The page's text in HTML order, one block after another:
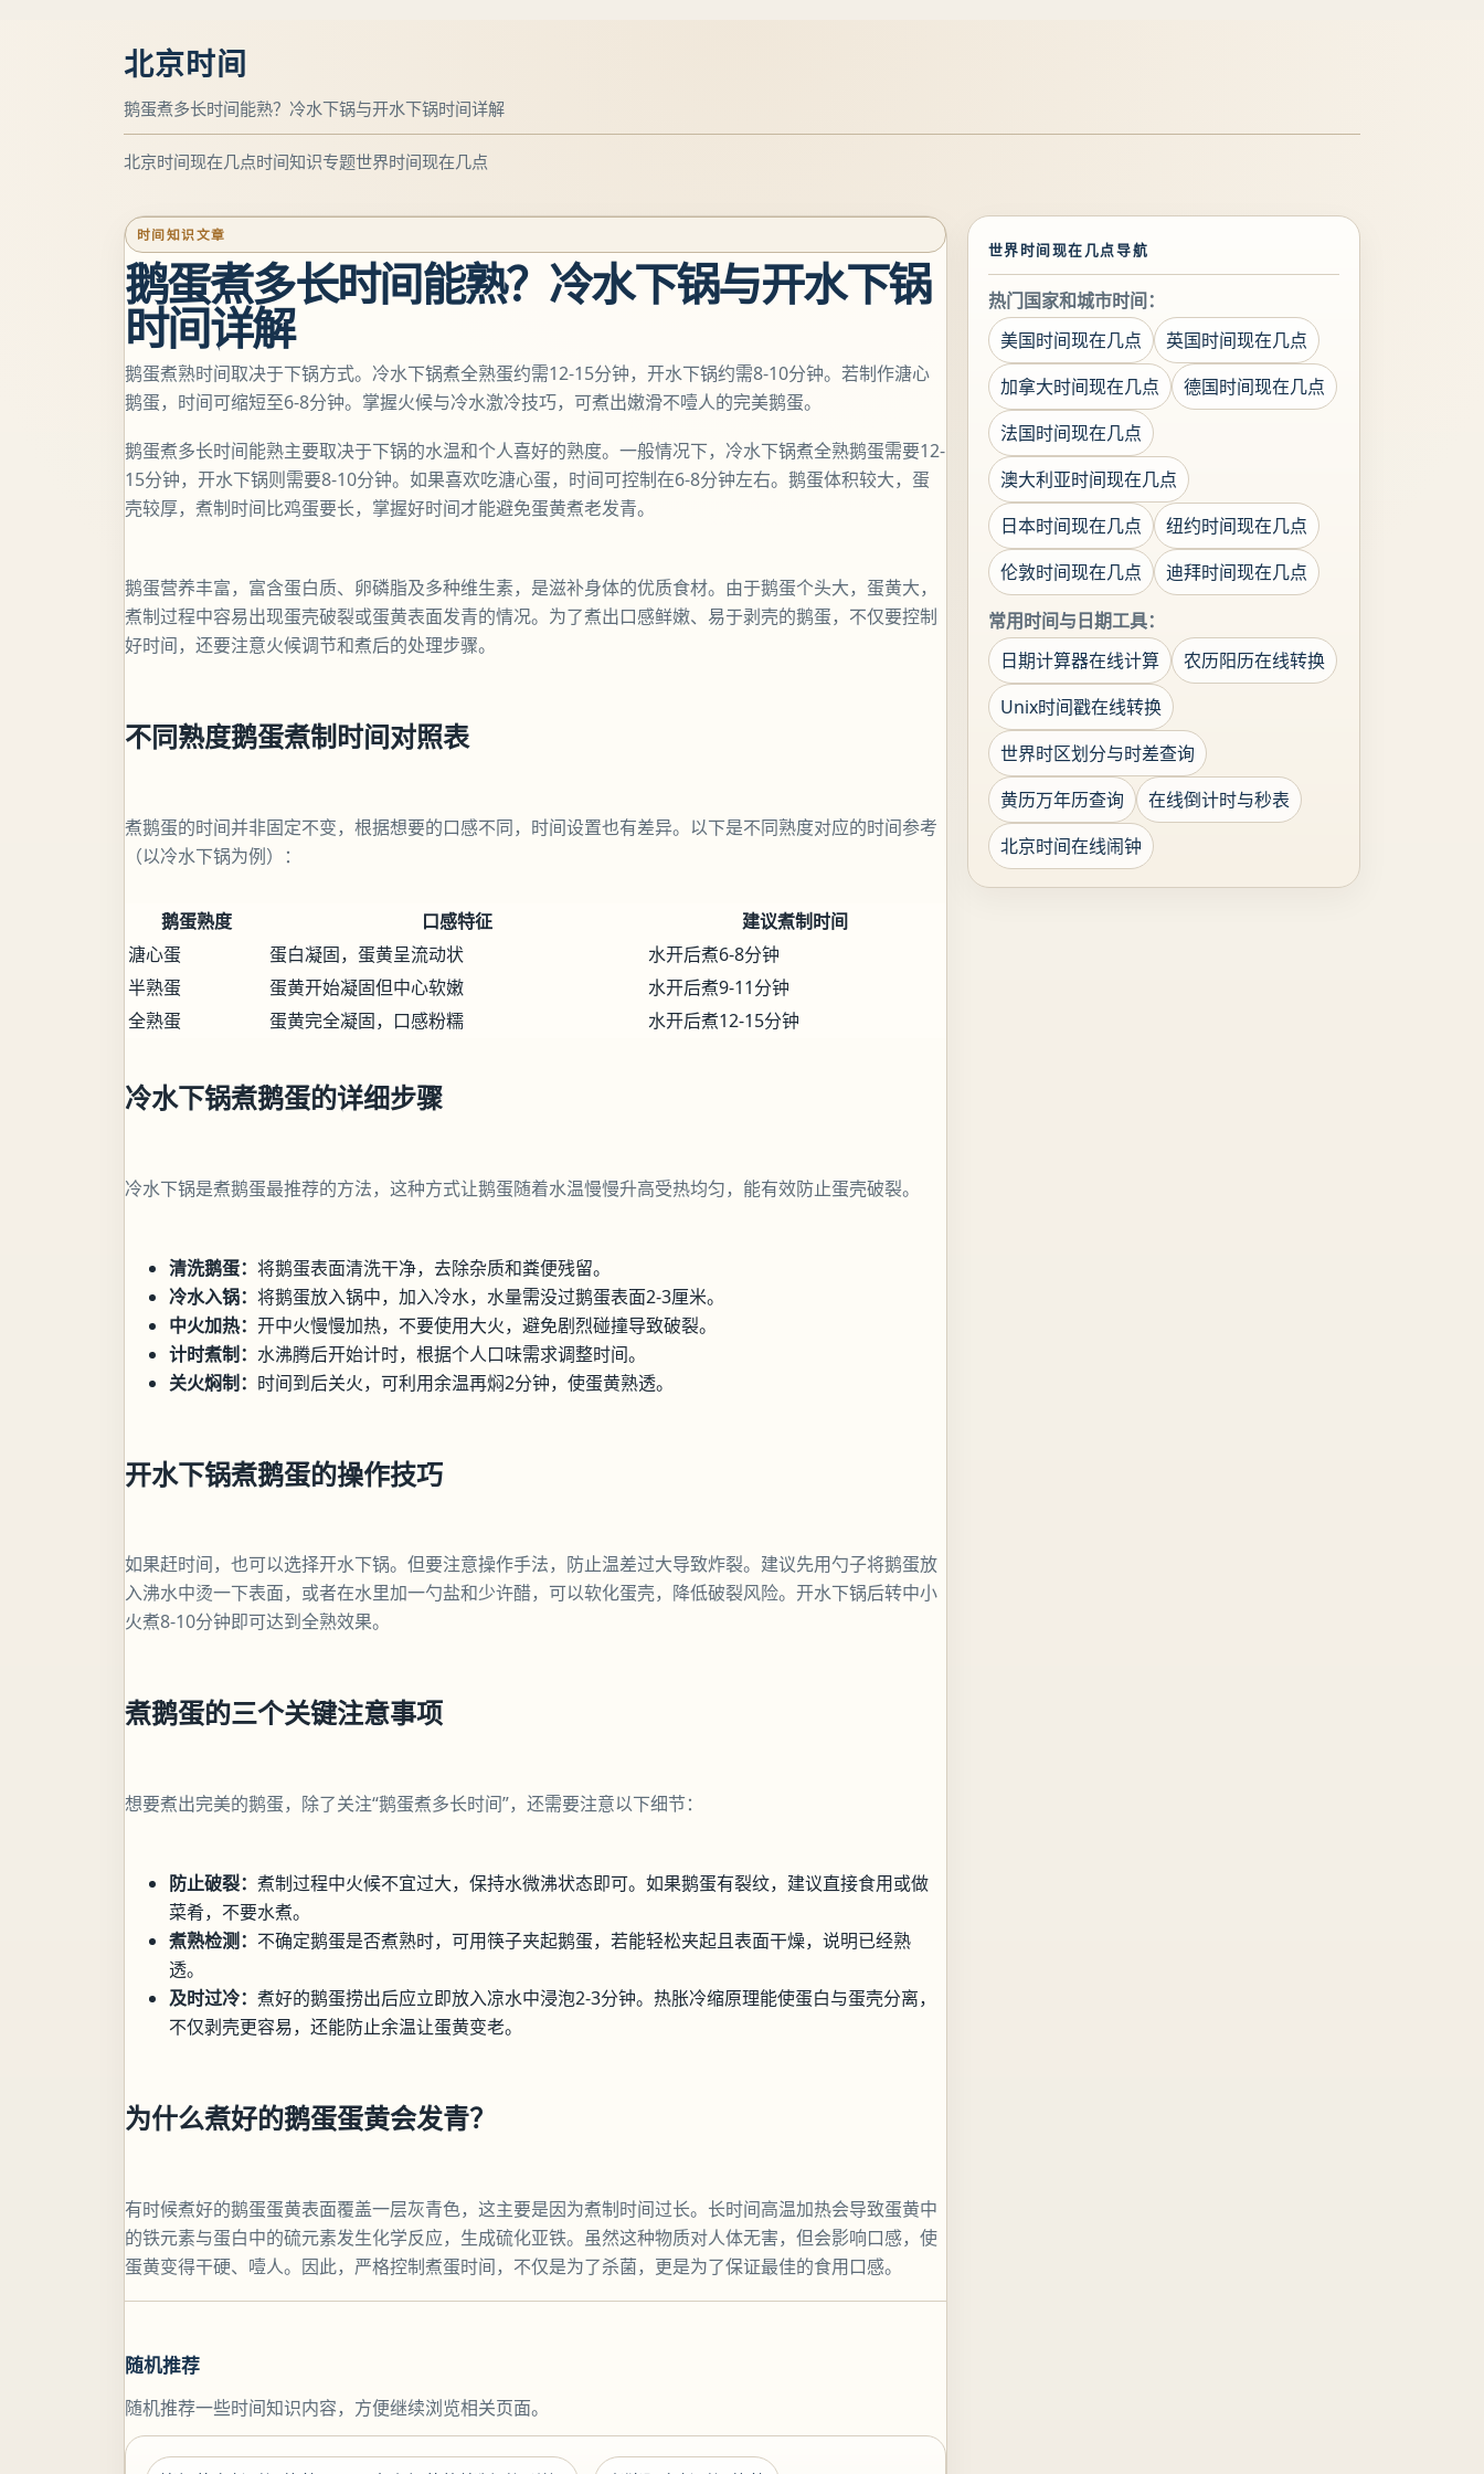
北京时间
鹅蛋煮多长时间能熟？冷水下锅与开水下锅时间详解
北京时间现在几点时间知识专题世界时间现在几点
时间知识文章
鹅蛋煮多长时间能熟？冷水下锅与开水下锅
时间详解
鹅蛋煮熟时间取决于下锅方式。冷水下锅煮全熟蛋约需12-15分钟，开水下锅约需8-10分钟。若制作溏心
鹅蛋，时间可缩短至6-8分钟。掌握火候与冷水激冷技巧，可煮出嫩滑不噎人的完美鹅蛋。
鹅蛋煮多长时间能熟主要取决于下锅的水温和个人喜好的熟度。一般情况下，冷水下锅煮全熟鹅蛋需要12-
15分钟，开水下锅则需要8-10分钟。如果喜欢吃溏心蛋，时间可控制在6-8分钟左右。鹅蛋体积较大，蛋
壳较厚，煮制时间比鸡蛋要长，掌握好时间才能避免蛋黄煮老发青。
鹅蛋营养丰富，富含蛋白质、卵磷脂及多种维生素，是滋补身体的优质食材。由于鹅蛋个头大，蛋黄大，
煮制过程中容易出现蛋壳破裂或蛋黄表面发青的情况。为了煮出口感鲜嫩、易于剥壳的鹅蛋，不仅要控制
好时间，还要注意火候调节和煮后的处理步骤。
不同熟度鹅蛋煮制时间对照表
煮鹅蛋的时间并非固定不变，根据想要的口感不同，时间设置也有差异。以下是不同熟度对应的时间参考
（以冷水下锅为例）：
鹅蛋熟度 口感特征
建议煮制时间
溏心蛋
蛋白凝固，蛋黄呈流动状
水开后煮6-8分钟
半熟蛋
蛋黄开始凝固但中心软嫩
水开后煮9-11分钟
全熟蛋
蛋黄完全凝固，口感粉糯 水开后煮12-15分钟
冷水下锅煮鹅蛋的详细步骤
冷水下锅是煮鹅蛋最推荐的方法，这种方式让鹅蛋随着水温慢慢升高受热均匀，能有效防止蛋壳破裂。
清洗鹅蛋： 将鹅蛋表面清洗干净，去除杂质和粪便残留。
冷水入锅： 将鹅蛋放入锅中，加入冷水，水量需没过鹅蛋表面2-3厘米。
中火加热： 开中火慢慢加热，不要使用大火，避免剧烈碰撞导致破裂。
计时煮制： 水沸腾后开始计时，根据个人口味需求调整时间。
关火焖制： 时间到后关火，可利用余温再焖2分钟，使蛋黄熟透。
开水下锅煮鹅蛋的操作技巧
如果赶时间，也可以选择开水下锅。但要注意操作手法，防止温差过大导致炸裂。建议先用勺子将鹅蛋放
入沸水中烫一下表面，或者在水里加一勺盐和少许醋，可以软化蛋壳，降低破裂风险。开水下锅后转中小
火煮8-10分钟即可达到全熟效果。
煮鹅蛋的三个关键注意事项
想要煮出完美的鹅蛋，除了关注“鹅蛋煮多长时间”，还需要注意以下细节：
防止破裂： 煮制过程中火候不宜过大，保持水微沸状态即可。如果鹅蛋有裂纹，建议直接食用或做
菜肴，不要水煮。
煮熟检测： 不确定鹅蛋是否煮熟时，可用筷子夹起鹅蛋，若能轻松夹起且表面干燥，说明已经熟
透。
及时过冷： 煮好的鹅蛋捞出后应立即放入凉水中浸泡2-3分钟。热胀冷缩原理能使蛋白与蛋壳分离，
不仅剥壳更容易，还能防止余温让蛋黄变老。
为什么煮好的鹅蛋蛋黄会发青？
有时候煮好的鹅蛋蛋黄表面覆盖一层灰青色，这主要是因为煮制时间过长。长时间高温加热会导致蛋黄中
的铁元素与蛋白中的硫元素发生化学反应，生成硫化亚铁。虽然这种物质对人体无害，但会影响口感，使
蛋黄变得干硬、噎人。因此，严格控制煮蛋时间，不仅是为了杀菌，更是为了保证最佳的食用口感。
随机推荐
随机推荐一些时间知识内容，方便继续浏览相关页面。
世界时间现在几点导航
热门国家和城市时间：
美国时间现在几点
英国时间现在几点
加拿大时间现在几点
德国时间现在几点
法国时间现在几点
澳大利亚时间现在几点
日本时间现在几点
纽约时间现在几点
伦敦时间现在几点
迪拜时间现在几点
常用时间与日期工具：
日期计算器在线计算
农历阳历在线转换
Unix时间戳在线转换
世界时区划分与时差查询
黄历万年历查询
在线倒计时与秒表
北京时间在线闹钟